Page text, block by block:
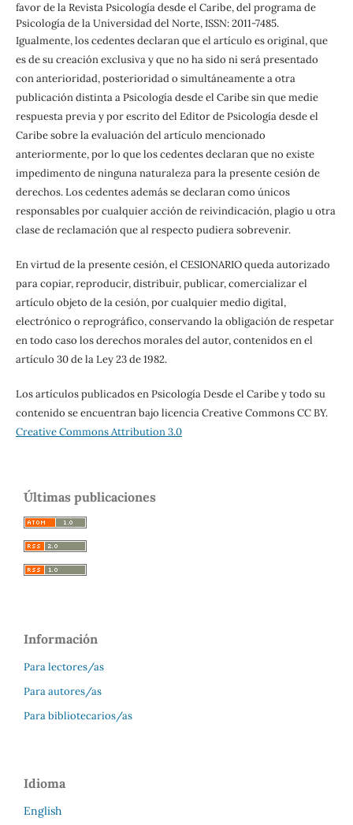
favor de la Revista Psicología desde el Caribe, del programa de
Psicología de la Universidad del Norte, ISSN: 2011-7485.
Igualmente, los cedentes declaran que el artículo es original, que
es de su creación exclusiva y que no ha sido ni será presentado
con anterioridad, posterioridad o simultáneamente a otra
publicación distinta a Psicología desde el Caribe sin que medie
respuesta previa y por escrito del Editor de Psicología desde el
Caribe sobre la evaluación del artículo mencionado
anteriormente, por lo que los cedentes declaran que no existe
impedimento de ninguna naturaleza para la presente cesión de
derechos. Los cedentes además se declaran como únicos
responsables por cualquier acción de reivindicación, plagio u otra
clase de reclamación que al respecto pudiera sobrevenir.
En virtud de la presente cesión, el CESIONARIO queda autorizado
para copiar, reproducir, distribuir, publicar, comercializar el
artículo objeto de la cesión, por cualquier medio digital,
electrónico o reprográfico, conservando la obligación de respetar
en todo caso los derechos morales del autor, contenidos en el
artículo 30 de la Ley 23 de 1982.
Los artículos publicados en Psicología Desde el Caribe y todo su
contenido se encuentran bajo licencia Creative Commons CC BY.
Creative Commons Attribution 3.0
Últimas publicaciones
Información
Para lectores/as
Para autores/as
Para bibliotecarios/as
Idioma
English